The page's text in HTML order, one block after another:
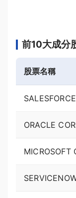
前10大成分
股票名稱
ORACLE
MICROSOFT